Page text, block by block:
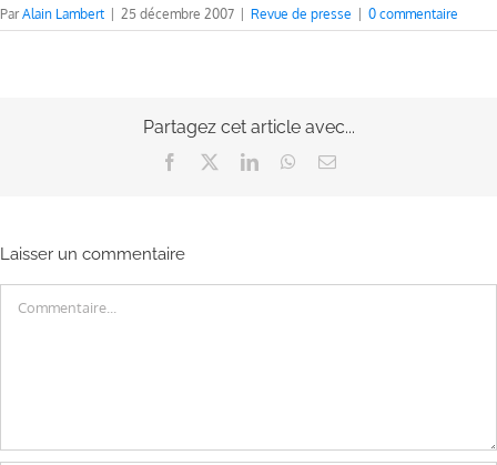
ParAlain Lambert 25 décembre 2007 Revue de presse 0 commentaire
Partagez cet article avec...
Facebook LinkedInWhatsApp
Email
Laisser un commentaire